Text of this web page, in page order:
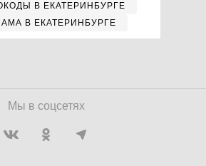
В ЕКАТЕРИНБУРГЕ
В ЕКАТЕРИНБУРГЕ
Мы в соцсетях